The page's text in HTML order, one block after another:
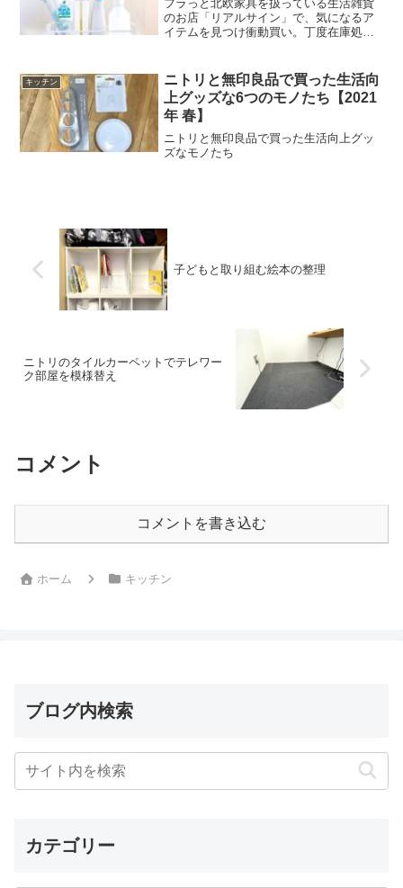
フラっと北欧家具を扱っている生活雑貨
のお店「リアルサイン」で、気になるア
イテムを見つけ衝動買い。丁度在庫処分
ンプーボトルの下部のぬめりを避けるた
めのもののようだ。アルコ...
キッチン
ニトリと無印良品で買った生活向
上グッズな6つのモノたち【2021
年 春】
ニトリと無印良品で買った生活向上グッ
ズなモノたち
子どもと取り組む絵本の整理
ニトリのタイルカーペットでテレワー
ク部屋を模様替え
コメント
コメントを書き込む
ホーム キッチン
ブログ内検索
カテゴリー